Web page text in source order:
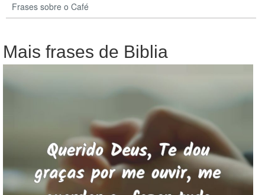
Frases sobre o Café
Mais frases de Biblia